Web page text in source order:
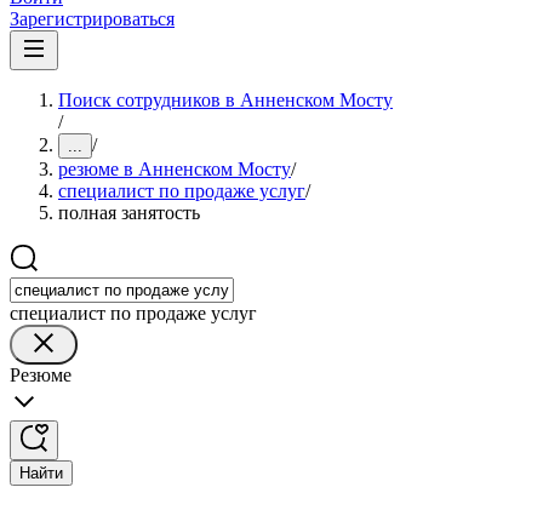
Зарегистрироваться
Поиск сотрудников в Анненском Мосту
/
... /
резюме в Анненском Мосту/
специалист по продаже услуг/
полная занятость
специалист по продаже услуг
Резюме
Найти